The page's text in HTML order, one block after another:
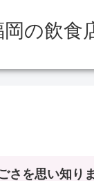
岡の飲食
さを思い知り